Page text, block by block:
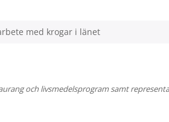
med krogar i länet
och livsmedelsprogram samt